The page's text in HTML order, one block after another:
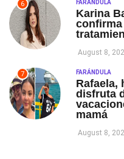
6 FARÁNDULA
Karina
August 8,
7 FARÁNDULA
Rafaela,
disfruta
mamá
August 8,